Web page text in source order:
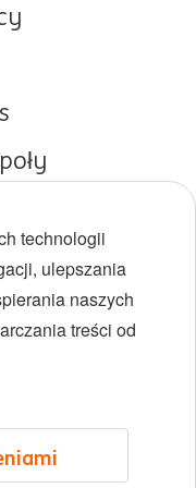
YouTube
technologii
ulepszania
naszych
treści od